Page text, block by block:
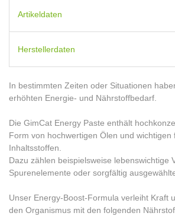
Artikeldaten
Herstellerdaten
In bestimmten Zeiten oder Situationen
erhöhten Energie- und Nährstoffbedarf.
Die GimCat Energy Paste enthält
Form von hochwertigen Ölen und wichtigen
Inhaltsstoffen.
Dazu zählen beispielsweise lebenswichtige
Spurenelemente oder sorgfältig
Unser Energy-Boost-Formula verleiht Kraft
den Organismus mit den folgenden